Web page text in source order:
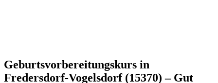
Geburtsvorbereitungskurs in
Fredersdorf-Vogelsdorf (15370) – Gut